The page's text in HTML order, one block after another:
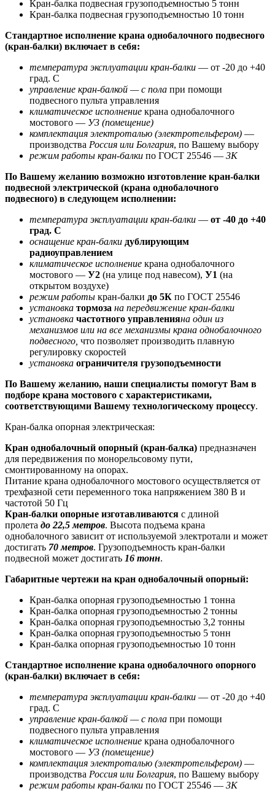
Кран-балка подвесная грузоподъемностью 5 тонн
Кран-балка подвесная грузоподъемностью 10 тонн
Стандартное исполнение крана однобалочного подвесного
(кран-балки) включает в себя:
температура эксплуатации кран-балки — от -20 до +40
град. С
управление кран-балкой — с пола при помощи
подвесного пульта управления
климатическое исполнение крана однобалочного
мостового — У3 (помещение)
комплектация электроталью (электротельфером) —
производства Россия или Болгария, по Вашему выбору
режим работы кран-балки по ГОСТ 25546 — 3К
По Вашему желанию возможно изготовление кран-балки
подвесной электрической (крана однобалочного
подвесного) в следующем исполнении:
температура эксплуатации кран-балки — от -40 до +40
град. С
оснащение кран-балки дублирующим
радиоуправлением
климатическое исполнение крана однобалочного
мостового — У2 (на улице под навесом), У1 (на
открытом воздухе)
режим работы кран-балки до 5К по ГОСТ 25546
установка тормоза на передвижение кран-балки
установка частотного управленияна один из
механизмов или на все механизмы крана однобалочного
подвесного, что позволяет производить плавную
регулировку скоростей
установка ограничителя грузоподъемности
По Вашему желанию, наши специалисты помогут Вам в
подборе крана мостового с характеристиками,
соответствующими Вашему технологическому процессу.
Кран-балка опорная электрическая:
Кран однобалочный опорный (кран-балка) предназначен
для передвижения по монорельсовому пути,
смонтированному на опорах.
Питание крана однобалочного мостового осуществляется от
трехфазной сети переменного тока напряжением 380 В и
частотой 50 Гц
Кран-балки опорные изготавливаются с длиной
пролета до 22,5 метров. Высота подъема крана
однобалочного зависит от используемой электротали и может
достигать 70 метров. Грузоподъемность кран-балки
подвесной может достигать 16 тонн.
Габаритные чертежи на кран однобалочный опорный:
Кран-балка опорная грузоподъемностью 1 тонна
Кран-балка опорная грузоподъемностью 2 тонны
Кран-балка опорная грузоподъемностью 3,2 тонны
Кран-балка опорная грузоподъемностью 5 тонн
Кран-балка опорная грузоподъемностью 10 тонн
Стандартное исполнение крана однобалочного опорного
(кран-балки) включает в себя:
температура эксплуатации кран-балки — от -20 до +40
град. С
управление кран-балкой — с пола при помощи
подвесного пульта управления
климатическое исполнение крана однобалочного
мостового — У3 (помещение)
комплектация электроталью (электротельфером) —
производства Россия или Болгария, по Вашему выбору
режим работы кран-балки по ГОСТ 25546 — 3К